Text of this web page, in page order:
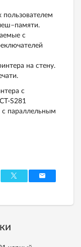
пользователем
с
на стену.
с
S281
с параллельным